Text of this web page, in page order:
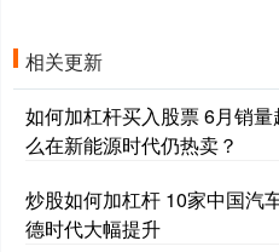
相关更新
如何加杠杆买入股票 6月销量
么在新能源时代仍热卖？
炒股如何加杠杆 10家中国汽
德时代大幅提升